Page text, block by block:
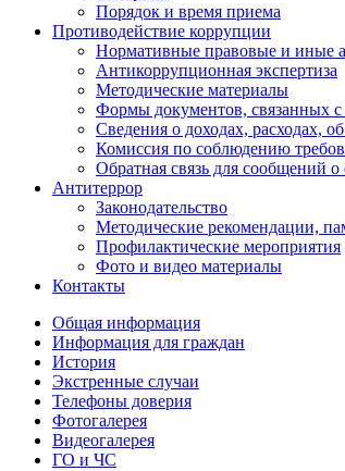
Порядок и время приема
Противодействие коррупции
Нормативные правовые и иные
Антикоррупционная экспертиза
Методические материалы
Формы документов, связанных с
Сведения о доходах, расходах,
Комиссия по соблюдению
Обратная связь для сообщений
Антитеррор
Законодательство
Методические рекомендации,
Профилактические мероприятия
Фото и видео материалы
Контакты
Общая информация
Информация для граждан
История
Экстренные случаи
Телефоны доверия
Фотогалерея
Видеогалерея
ГО и ЧС